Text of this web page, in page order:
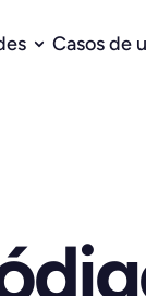
Casos de